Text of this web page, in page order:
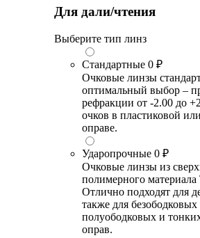
Для дали/чтения
Выберите тип линз
Стандартные 0 ₽
Очковые линзы
оптимальный выбор –
рефракции от -2.00 до
очков в пластиковой
оправе.
Ударопрочные 0 ₽
Очковые линзы из
полимерного материала
Отлично подходят для
также для
полуободковых и
оправ.